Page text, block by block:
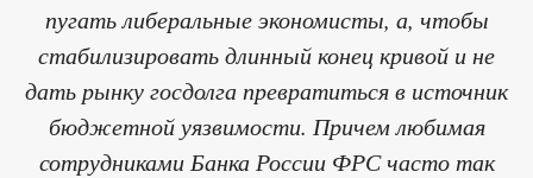
пугать либеральные экономисты, а, чтобы
стабилизировать длинный конец кривой и не
дать рынку госдолга превратиться в источник
бюджетной уязвимости. Причем любимая
сотрудниками Банка России ФРС часто так